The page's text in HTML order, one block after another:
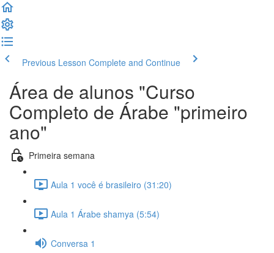
Previous Lesson Complete and Continue
Área de alunos "Curso
Completo de Árabe "primeiro
ano"
Primeira semana
Aula 1 você é brasileiro (31:20)
Aula 1 Árabe shamya (5:54)
Conversa 1